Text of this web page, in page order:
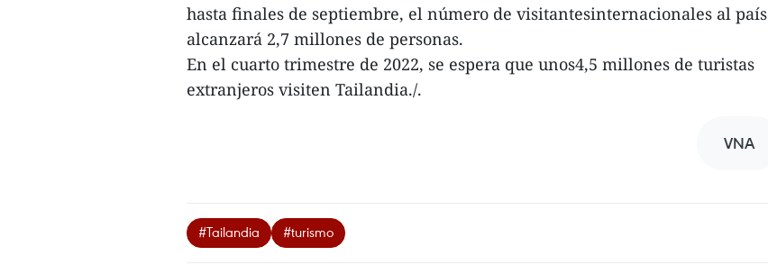
hasta finales de septiembre, el número de visitantesinternacionales al país
alcanzará 2,7 millones de personas.
En el cuarto trimestre de 2022, se espera que unos4,5 millones de turistas
extranjeros visiten Tailandia./.
VNA
#Tailandia #turismo